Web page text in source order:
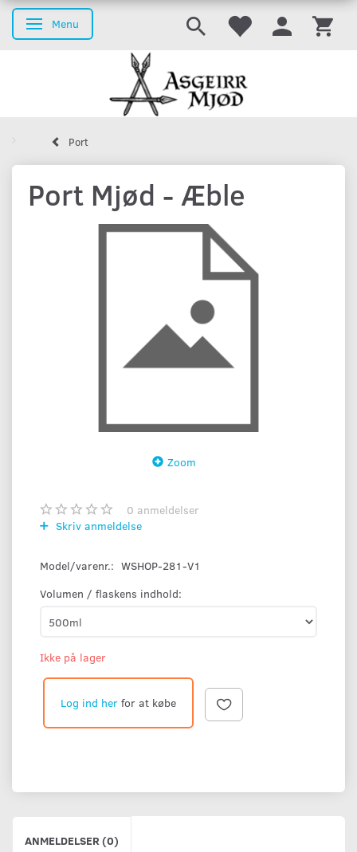
Skifte navigation
Menu
Port
Port Mjød - Æble
Zoom
0 anmeldelser
Skriv anmeldelse
Model/varenr.: WSHOP-281-V1
Volumen / flaskens indhold:
Ikke på lager
Log ind her for at købe
ANMELDELSER (0)